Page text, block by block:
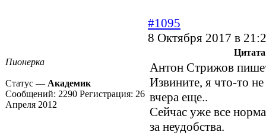
Пионерка
Статус — Академик
Сообщений: 2290 Регистрация: 26
Апреля 2012
#1095
8 Октября 2017 в
Цитата
Антон Стрижов
Извините, я что-то
вчера еще..
Сейчас уже все
за неудобства.